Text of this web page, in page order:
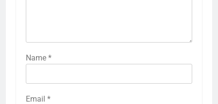
Name *
Email *